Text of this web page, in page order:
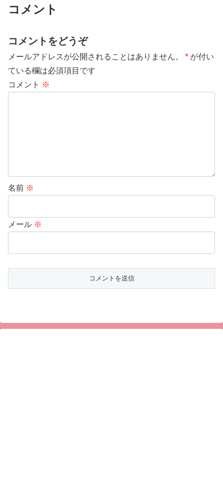
コメント
コメントをどうぞ
メールアドレスが公開されることはありません。 * が付い
ている欄は必須項目です
コメント ※
名前 ※
メール ※